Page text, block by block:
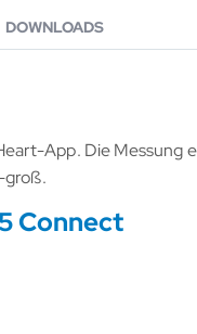
App. Die Messung
groß.
Connect
DOWNLOADS